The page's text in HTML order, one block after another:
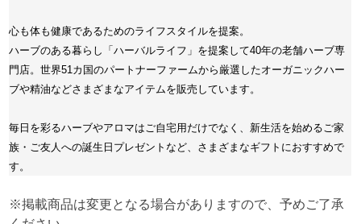
心も体も健康であるためのライフスタイルを提案。
ハーブのある暮らし「ハーバルライフ」を提案して40年の老舗ハーブ専
門店。世界51カ国のパートナーファームから厳選したオーガニックハー
ブや精油などさまざまなアイテムを販売しています。
毎日を彩るハーブやアロマはご自宅用だけでなく、新生活を始めるご家
族・ご友人への誕生日プレゼントなど、さまざまなギフトにおすすめで
す。
※掲載商品は変更となる場合がありますので、予めご了承